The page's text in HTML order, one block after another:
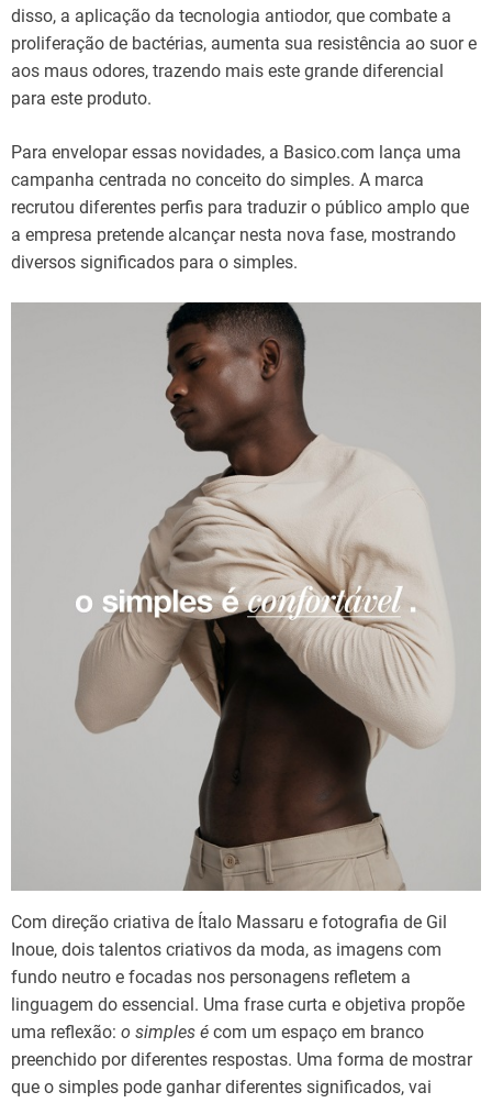
disso, a aplicação da tecnologia antiodor, que combate a
proliferação de bactérias, aumenta sua resistência ao suor e
aos maus odores, trazendo mais este grande diferencial
para este produto.
Para envelopar essas novidades, a Basico.com lança uma
campanha centrada no conceito do simples. A marca
recrutou diferentes perfis para traduzir o público amplo que
a empresa pretende alcançar nesta nova fase, mostrando
diversos significados para o simples.
Com direção criativa de Ítalo Massaru e fotografia de Gil
Inoue, dois talentos criativos da moda, as imagens com
fundo neutro e focadas nos personagens refletem a
linguagem do essencial. Uma frase curta e objetiva propõe
uma reflexão: o simples é com um espaço em branco
preenchido por diferentes respostas. Uma forma de mostrar
que o simples pode ganhar diferentes significados, vai